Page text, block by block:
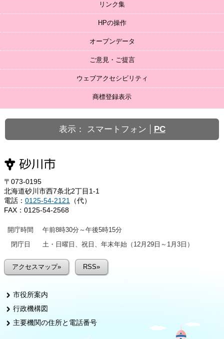
リンク集
HPの操作
オープンデータ
ご意見・ご提言
ウェブアクセシビリティ
商標登録表示
表示： スマートフォン PC
〒073-0195
北海道砂川市西7条北2丁目1-1
電話： 0125-54-2121
（代）
FAX：0125-54-2568
開庁時間
午前8時30分～午後5時15分
閉庁日
土・日曜日、祝日、年末年始（12月29日～1月3日）
アクセスマップ» RSS»
市役所案内
行政機構図
主要機関の住所と電話番号